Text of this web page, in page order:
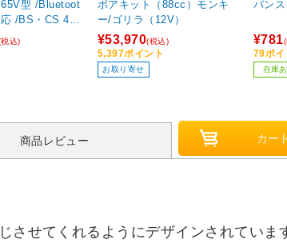
型 /Bluetoot
/BS・CS 4K
蔵 /YouTube対
税込)
ボアキット（88cc）モンキ
ー/ゴリラ（12V）
¥53,970(税込)
5,397ポイント
お取り寄せ
バン
¥781
79ポイ
在庫
商品レビュー
せてくれるようにデザインされていま